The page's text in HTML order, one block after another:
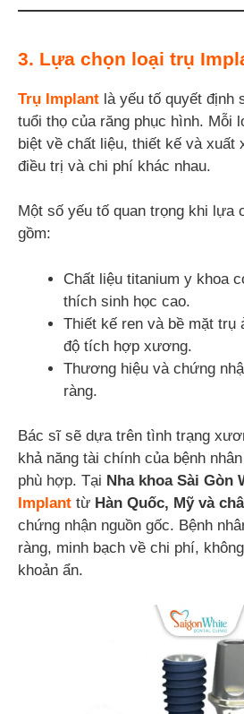
3. Lựa chọn loại trụ
Trụ Implant là yếu tố quyết định
tuổi thọ của răng phục hình. Mỗi
biệt về chất liệu, thiết kế và xuất
điều trị và chi phí khác nhau.
Một số yếu tố quan trọng khi lựa
gồm:
Chất liệu titanium y khoa
thích sinh học cao.
Thiết kế ren và bề mặt trụ
độ tích hợp xương.
Thương hiệu và chứng
ràng.
Bác sĩ sẽ dựa trên tình trạng
khả năng tài chính của bệnh
phù hợp. Tại Nha khoa Sài Gòn
Implant từ Hàn Quốc, Mỹ và
chứng nhận nguồn gốc. Bệnh
ràng, minh bạch về chi phí,
khoản ẩn.